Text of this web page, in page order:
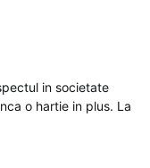
in societate
o hartie in plus. La